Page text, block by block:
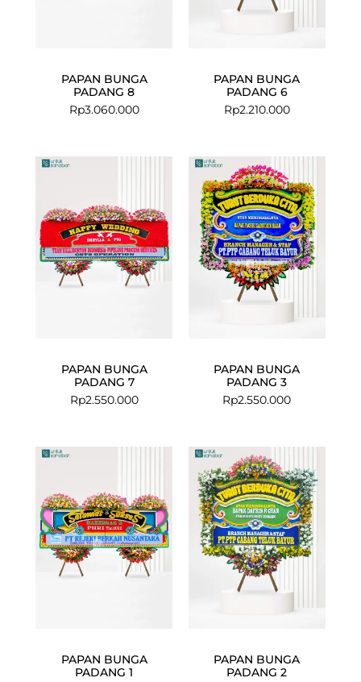
PAPAN BUNGA
PADANG 8
Rp3.060.000
PAPAN BUNGA
PADANG 6
Rp2.210.000
PAPAN BUNGA
PADANG 7
Rp2.550.000
PAPAN BUNGA
PADANG 3
Rp2.550.000
PAPAN BUNGA
PADANG 1
PAPAN BUNGA
PADANG 2